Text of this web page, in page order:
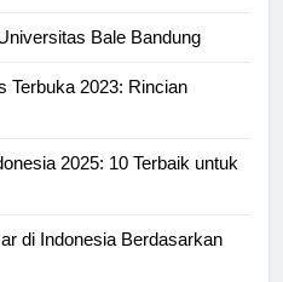
2023: Rincian
2025: 10 Terbaik untuk
di Indonesia Berdasarkan